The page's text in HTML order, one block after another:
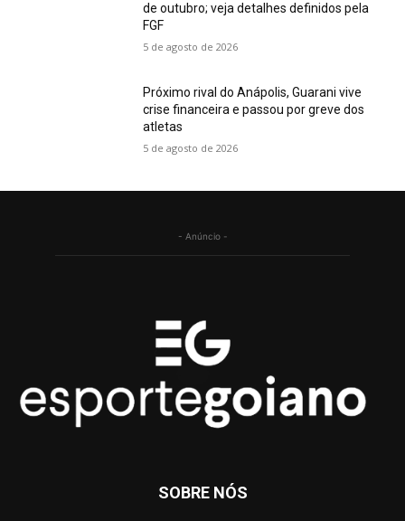
de outubro; veja detalhes definidos pela
FGF
5 de agosto de 2026
Próximo rival do Anápolis, Guarani vive
crise financeira e passou por greve dos
atletas
5 de agosto de 2026
- Anúncio -
SOBRE NÓS